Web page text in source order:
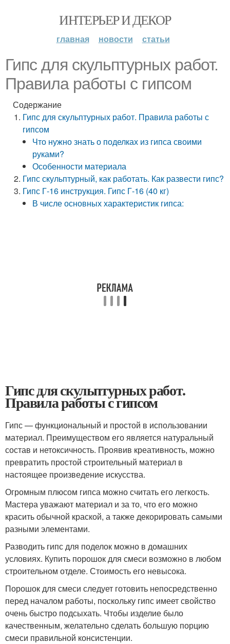
ИНТЕРЬЕР И ДЕКОР
главная новости статьи
Гипс для скульптурных работ.
Правила работы с гипсом
Содержание
Гипс для скульптурных работ. Правила работы с
гипсом
Что нужно знать о поделках из гипса своими
руками?
Особенности материала
Гипс скульптурный, как работать. Как развести гипс?
Гипс Г-16 инструкция. Гипс Г-16 (40 кг)
В числе основных характеристик гипса:
Гипс для скульптурных работ.
Правила работы с гипсом
Гипс — функциональный и простой в использовании
материал. Преимуществом его является натуральный
состав и нетоксичность. Проявив креативность, можно
превратить простой строительный материал в
настоящее произведение искусства.
Огромным плюсом гипса можно считать его легкость.
Мастера уважают материал и за то, что его можно
красить обычной краской, а также декорировать самыми
разными элементами.
Разводить гипс для поделок можно в домашних
условиях. Купить порошок для смеси возможно в любом
строительном отделе. Стоимость его невысока.
Порошок для смеси следует готовить непосредственно
перед началом работы, поскольку гипс имеет свойство
очень быстро подсыхать. Чтобы изделие было
качественным, желательно сделать большую порцию
смеси правильной консистенции.